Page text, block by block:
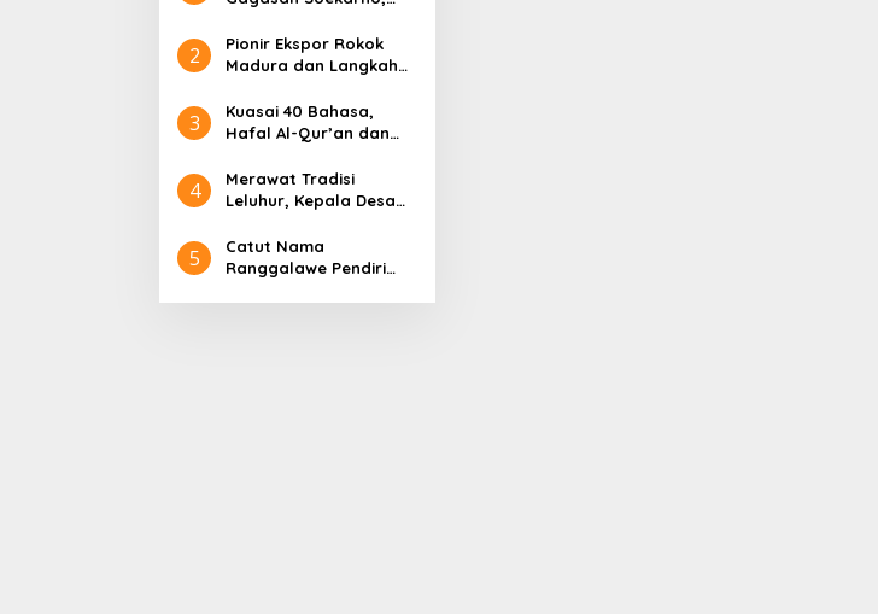
hingga Radjiman
2
Pionir Ekspor Rokok
Madura dan Langkah
Asia Eropa
3
Kuasai 40 Bahasa,
Hafal Al-Qur’an dan
Sultan Abdurrahman
Pakunataningrat
4
Merawat Tradisi
Leluhur, Kepala Desa
Adakan Rokat Gamelan
Pusaka
5
Catut Nama
Ranggalawe Pendiri